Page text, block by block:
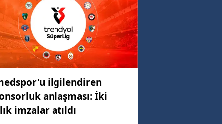
km/h
ilgilendiren
anlaşması: İki
imzalar atıldı